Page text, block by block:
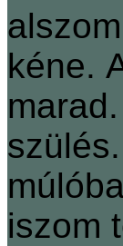
kéne.
iszom